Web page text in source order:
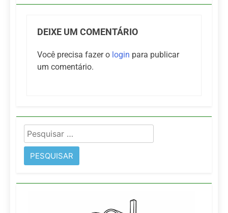
DEIXE UM COMENTÁRIO
Você precisa fazer o login para publicar
um comentário.
Pesquisar
por: